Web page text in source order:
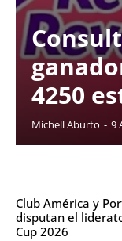
4250
Michell Aburto - 9
Club América y
disputan el
Cup 2026